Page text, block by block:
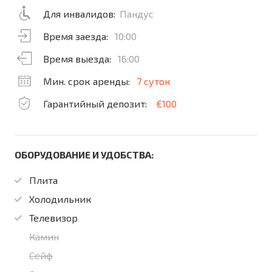
Для инвалидов: Пандус
Время заезда:
10:00
Время выезда:
16:00
Мин. срок аренды:
7 суток
Гарантийный депозит:
€100
ОБОРУДОВАНИЕ И УДОБСТВА:
Плита
Холодильник
Телевизор
Камин
Сейф